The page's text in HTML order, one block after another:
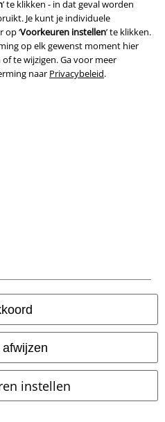
’ te klikken - in dat geval worden
Je kunt je individuele
op ‘Voorkeuren instellen’ te klikken.
op elk gewenst moment hier
te wijzigen. Ga voor meer
naar Privacybeleid.
instellen